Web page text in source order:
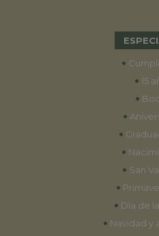
•
• 15
•
•
•
•
• San
•
• Día de
• Navidad y